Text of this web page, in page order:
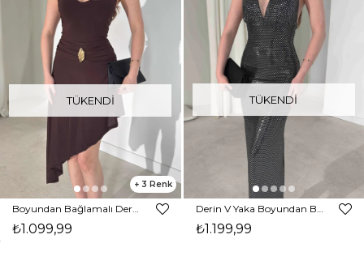
TÜKENDI
3
Boyundan Bağlamalı Derin Yaka Asimetrik Detaylı Aksesuarlı Kahverengi Randy Kadın Elbise 26Y196
₺1.099,99
TÜKENDI
Derin V Yaka Boyundan Bağlamalı Parlak Yandan Yırtmaçlı Siyah Bridget Kadın Elbise 26Y185
₺1.199,99